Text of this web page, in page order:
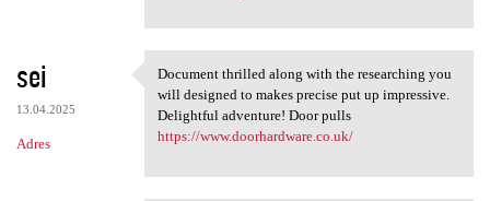
sei
13.04.2025
Adres
Document thrilled along with
Document thrilled along with the researching you
will designed to makes precise put up impressive.
Delightful adventure! Door pulls
https://www.doorhardware.co.uk/